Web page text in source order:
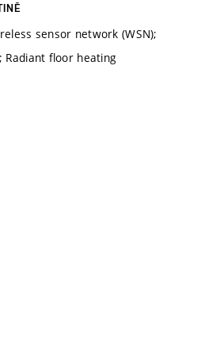
sensor network (WSN);
Radiant floor heating